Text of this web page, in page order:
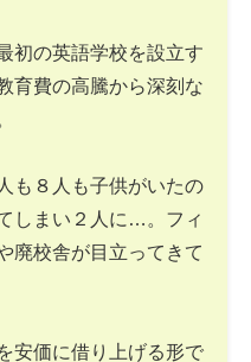
初の英語学校を設立す
育費の高騰から深刻な
も８人も子供がいたの
しまい２人に…。フィ
廃校舎が目立ってきて
安価に借り上げる形で